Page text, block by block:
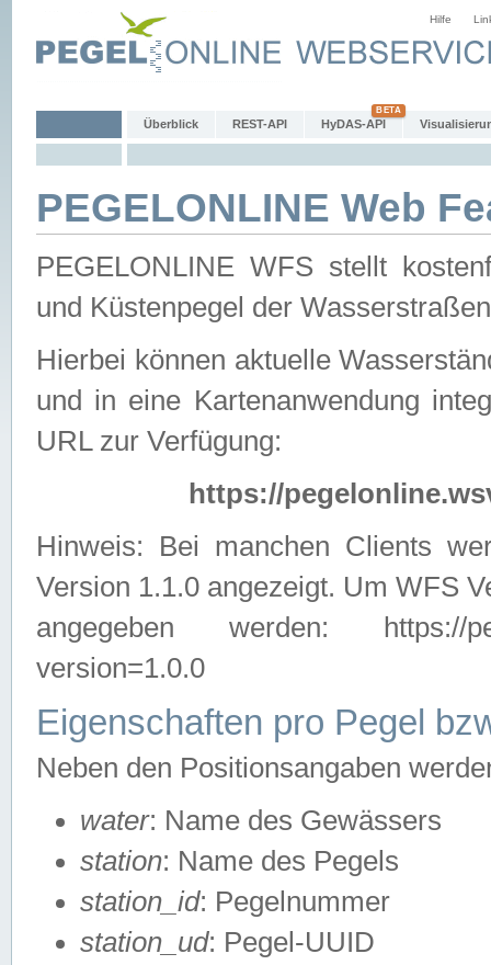
Hilfe
Überblick REST-API HyDAS-API
PEGELONLINE Web
PEGELONLINE WFS stellt
und Küstenpegel der
Hierbei können aktuelle
und in eine Kartenanwendung
URL zur Verfügung:
https://
Hinweis: Bei manchen Clients
Version 1.1.0 angezeigt. Um WFS
angegeben werden: https://
version=1.0.0
Eigenschaften pro Pegel
Neben den Positionsangaben
water: Name des Gewässers
station: Name des Pegels
station_id: Pegelnummer
station_ud: Pegel-UUID